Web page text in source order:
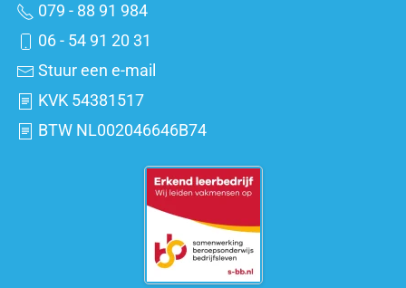
079 - 88 91 984
06 - 54 91 20 31
Stuur een e-mail
KVK 54381517
BTW NL002046646B74